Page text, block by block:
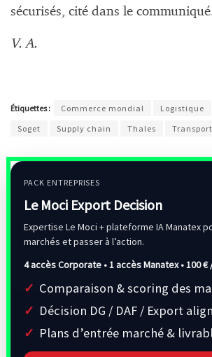
sécurisés, cité dans le
V. A.
Étiquettes : Commerce mondial Logistique
Soget
Supply chain Thales
PACK ENTREPRISES
Le Moci Export Decision
Expertise Le Moci + plateforme IA Manatex
marchés et passer à l’action.
4 accès Corporate • 1 accès Manatex •100 €
Comparaison & scoring des
Décision DG / DAF / Export
Plans d’entrée marché &